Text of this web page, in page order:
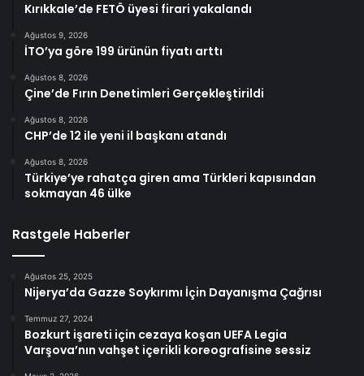
Kırıkkale’de FETÖ üyesi firari yakalandı
Ağustos 9, 2026
İTO’ya göre 199 ürünün fiyatı arttı
Ağustos 8, 2026
Çine’de Fırın Denetimleri Gerçekleştirildi
Ağustos 8, 2026
CHP’de 12 ile yeni il başkanı atandı
Ağustos 8, 2026
Türkiye’ye rahatça giren ama Türkleri kapısından
sokmayan 46 ülke
Rastgele Haberler
Ağustos 25, 2025
Nijerya’da Gazze Soykırımı İçin Dayanışma Çağrısı
Temmuz 27, 2024
Bozkurt işareti için cezaya koşan UEFA Legia
Varşova’nın vahşet içerikli koreografisine sessiz